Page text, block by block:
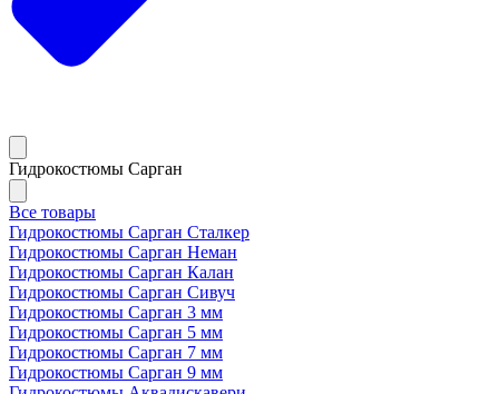
Гидрокостюмы Сарган
Все товары
Гидрокостюмы Сарган Сталкер
Гидрокостюмы Сарган Неман
Гидрокостюмы Сарган Калан
Гидрокостюмы Сарган Сивуч
Гидрокостюмы Сарган 3 мм
Гидрокостюмы Сарган 5 мм
Гидрокостюмы Сарган 7 мм
Гидрокостюмы Сарган 9 мм